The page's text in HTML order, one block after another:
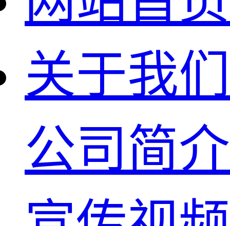
关于我们
公司简介